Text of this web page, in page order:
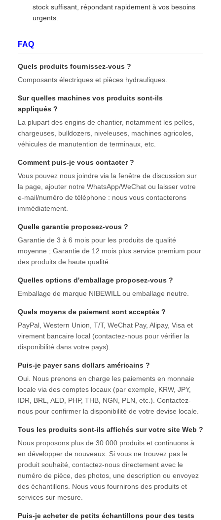
stock suffisant, répondant rapidement à vos besoins
urgents.
FAQ
Quels produits fournissez-vous ?
Composants électriques et pièces hydrauliques.
Sur quelles machines vos produits sont-ils
appliqués ?
La plupart des engins de chantier, notamment les pelles,
chargeuses, bulldozers, niveleuses, machines agricoles,
véhicules de manutention de terminaux, etc.
Comment puis-je vous contacter ?
Vous pouvez nous joindre via la fenêtre de discussion sur
la page, ajouter notre WhatsApp/WeChat ou laisser votre
e-mail/numéro de téléphone : nous vous contacterons
immédiatement.
Quelle garantie proposez-vous ?
Garantie de 3 à 6 mois pour les produits de qualité
moyenne ; Garantie de 12 mois plus service premium pour
des produits de haute qualité.
Quelles options d'emballage proposez-vous ?
Emballage de marque NIBEWILL ou emballage neutre.
Quels moyens de paiement sont acceptés ?
PayPal, Western Union, T/T, WeChat Pay, Alipay, Visa et
virement bancaire local (contactez-nous pour vérifier la
disponibilité dans votre pays).
Puis-je payer sans dollars américains ?
Oui. Nous prenons en charge les paiements en monnaie
locale via des comptes locaux (par exemple, KRW, JPY,
IDR, BRL, AED, PHP, THB, NGN, PLN, etc.). Contactez-
nous pour confirmer la disponibilité de votre devise locale.
Tous les produits sont-ils affichés sur votre site Web ?
Nous proposons plus de 30 000 produits et continuons à
en développer de nouveaux. Si vous ne trouvez pas le
produit souhaité, contactez-nous directement avec le
numéro de pièce, des photos, une description ou envoyez
des échantillons. Nous vous fournirons des produits et
services sur mesure.
Puis-je acheter de petits échantillons pour des tests